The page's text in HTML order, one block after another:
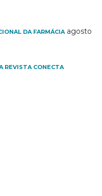
DA FARMÁCIA agosto
REVISTA CONECTA